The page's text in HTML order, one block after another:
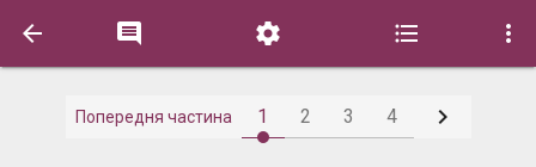
    
Попередня частина 1 2 3 4 